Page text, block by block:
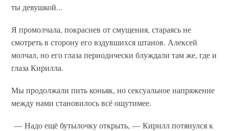
ты девушкой...
Я промолчала, покраснев от смущения, стараясь не
смотреть в сторону его вздувшихся штанов. Алексей
молчал, но его глаза периодически блуждали там же, где и
глаза Кирилла.
Мы продолжали пить коньяк, но сексуальное напряжение
между нами становилось всё ощутимее.
— Надо ещё бутылочку открыть, — Кирилл потянулся к